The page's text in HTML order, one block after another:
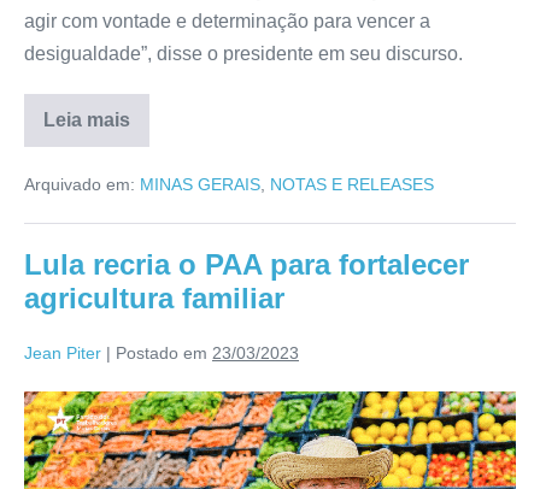
agir com vontade e determinação para vencer a
desigualdade”, disse o presidente em seu discurso.
Leia mais
Arquivado em: MINAS GERAIS NOTAS E RELEASES
Lula recria o PAA para fortalecer
agricultura familiar
Jean Piter | Postado em 23/03/2023